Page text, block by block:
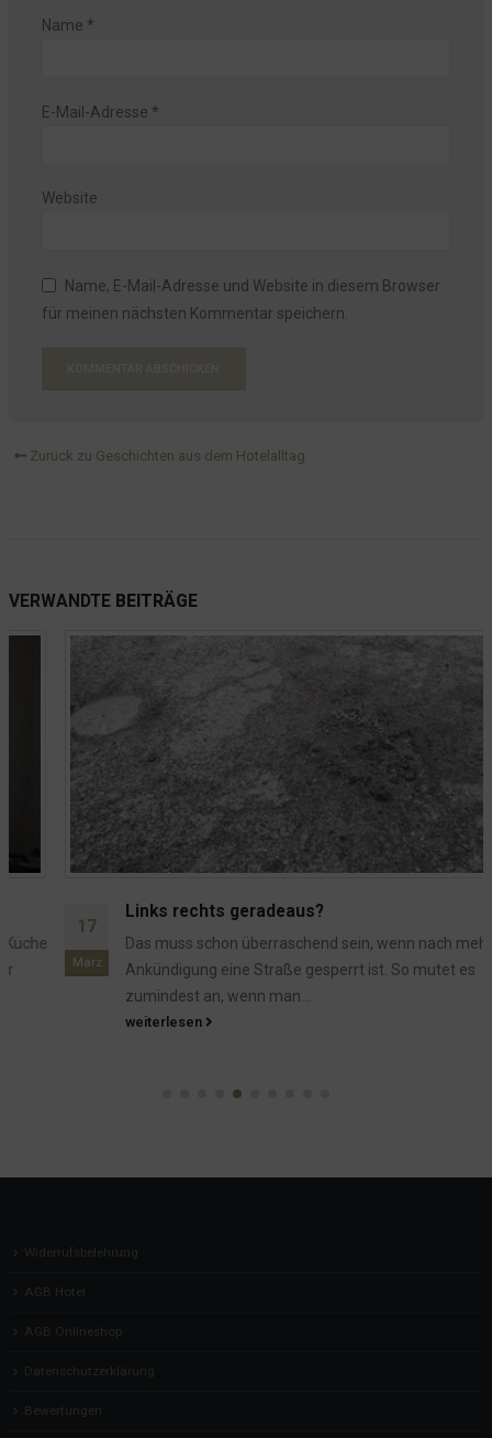
Name *
E-Mail-Adresse *
Website
Name, E-Mail-Adresse und Website in diesem Browser
für meinen nächsten Kommentar speichern.
Zurück zu Geschichten aus dem Hotelalltag
VERWANDTE BEITRÄGE
Links rechts geradeaus?
Das muss schon überraschend sein, wenn nach mehrfacher
Ankündigung eine Straße gesperrt ist. So mutet es
zumindest an, wenn man...
weiterlesen
Widerrufsbelehrung
AGB Hotel
AGB Onlineshop
Datenschutzerklärung
Bewertungen